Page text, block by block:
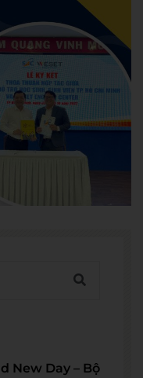
New Day – Bộ